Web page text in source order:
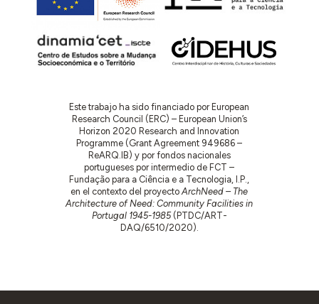
Este trabajo ha sido financiado por European
Research Council (ERC) – European Union’s
Horizon 2020 Research and Innovation
Programme (Grant Agreement 949686 –
ReARQ.IB) y por fondos nacionales
portugueses por intermedio de FCT –
Fundação para a Ciência e a Tecnologia, I.P.,
en el contexto del proyectoArchNeed – The
Architecture of Need: Community Facilities in
Portugal 1945-1985(PTDC/ART-
DAQ/6510/2020).